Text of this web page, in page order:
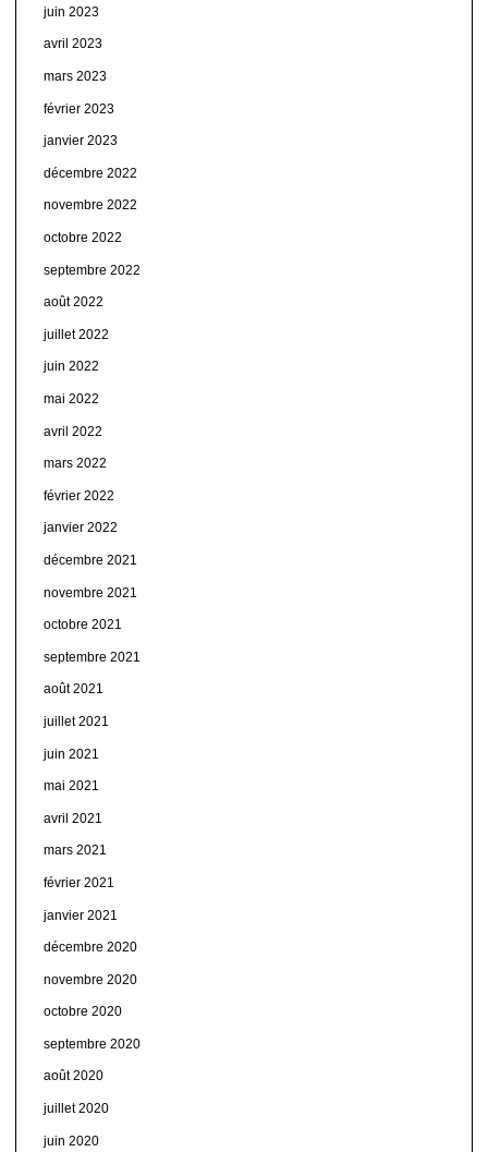
juin 2023
avril 2023
mars 2023
février 2023
janvier 2023
décembre 2022
novembre 2022
octobre 2022
septembre 2022
août 2022
juillet 2022
juin 2022
mai 2022
avril 2022
mars 2022
février 2022
janvier 2022
décembre 2021
novembre 2021
octobre 2021
septembre 2021
août 2021
juillet 2021
juin 2021
mai 2021
avril 2021
mars 2021
février 2021
janvier 2021
décembre 2020
novembre 2020
octobre 2020
septembre 2020
août 2020
juillet 2020
juin 2020